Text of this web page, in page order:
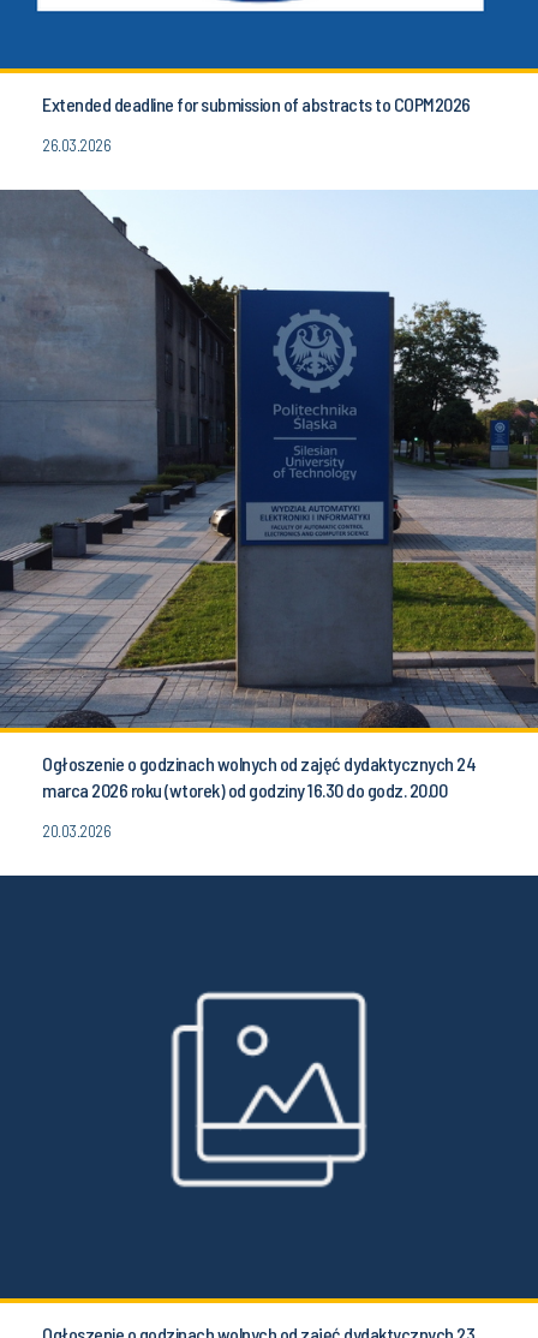
Extended deadline for submission of abstracts to COPM2026
26.03.2026
Ogłoszenie o godzinach wolnych od zajęć dydaktycznych 24
marca 2026 roku (wtorek) od godziny 16.30 do godz. 20.00
20.03.2026